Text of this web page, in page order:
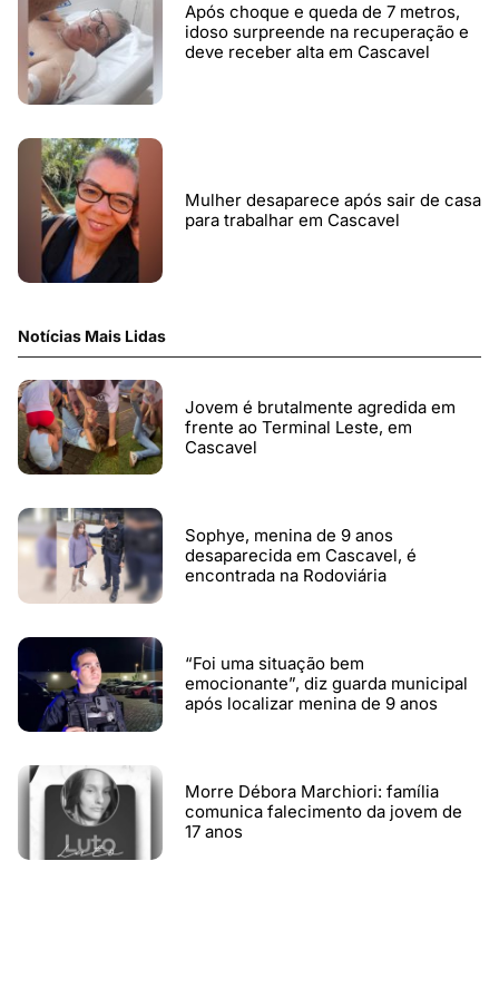
Após choque e queda de 7 metros,
idoso surpreende na recuperação e
deve receber alta em Cascavel
Mulher desaparece após sair de casa
para trabalhar em Cascavel
Notícias Mais Lidas
Jovem é brutalmente agredida em
frente ao Terminal Leste, em
Cascavel
Sophye, menina de 9 anos
desaparecida em Cascavel, é
encontrada na Rodoviária
“Foi uma situação bem
emocionante”, diz guarda municipal
após localizar menina de 9 anos
Morre Débora Marchiori: família
comunica falecimento da jovem de
17 anos